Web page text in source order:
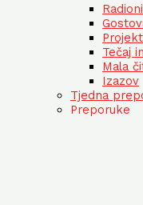
Tečaj
Mala
Izazov
Tjedna
Preporuke